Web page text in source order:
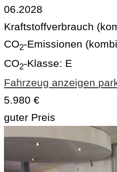
06.2028
Kraftstoffverbrauch
CO2-Emissionen
CO2-Klasse: E
Fahrzeug anzeigen
5.980 €
guter Preis